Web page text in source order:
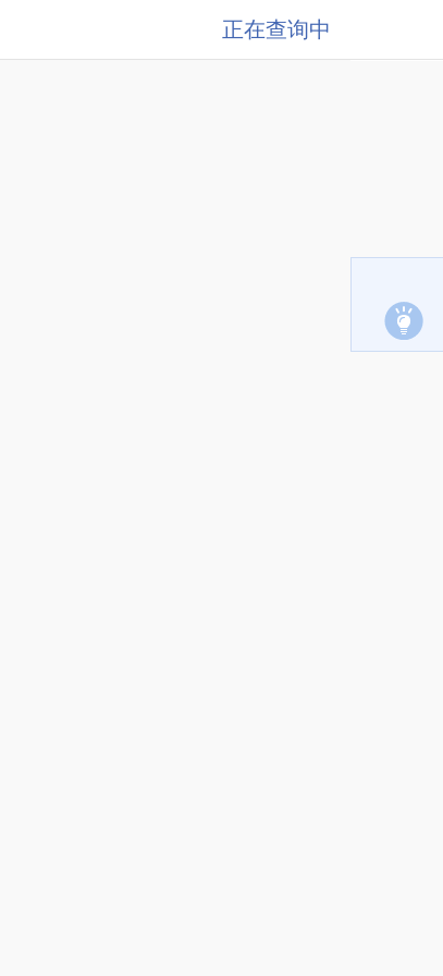
正在查询中